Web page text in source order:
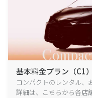
基本料金プラン（C1）
コンパクトのレンタル、
詳細は、こちらから各店